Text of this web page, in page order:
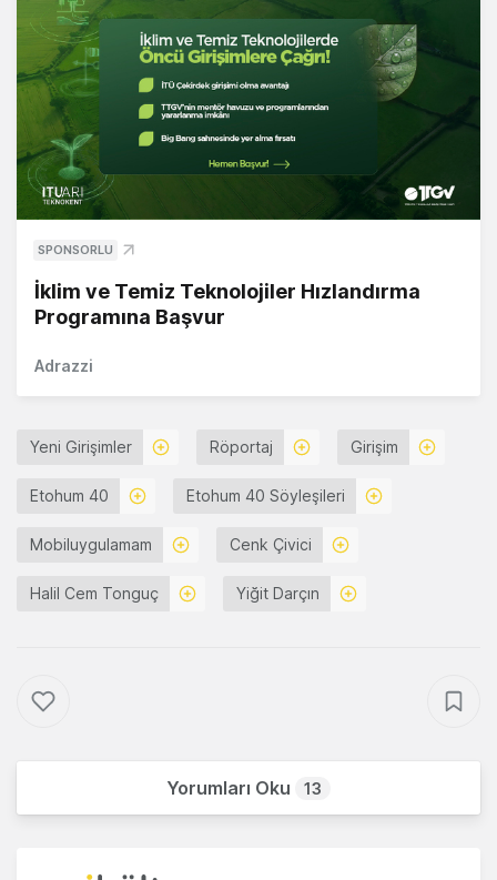
SPONSORLU
İklim ve Temiz Teknolojiler Hızlandırma
Programına Başvur
Adrazzi
Yeni Girişimler Röportaj Girişim
Etohum 40 Etohum 40 Söyleşileri
Mobiluygulamam Cenk Çivici
Halil Cem Tonguç Yiğit Darçın
Yorumları Oku 13